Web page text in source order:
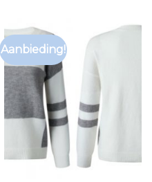
Aanbieding!